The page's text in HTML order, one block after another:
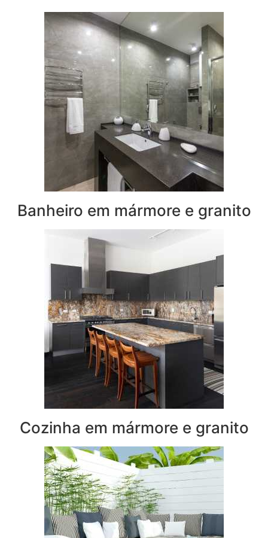
Banheiro em mármore e granito
Cozinha em mármore e granito